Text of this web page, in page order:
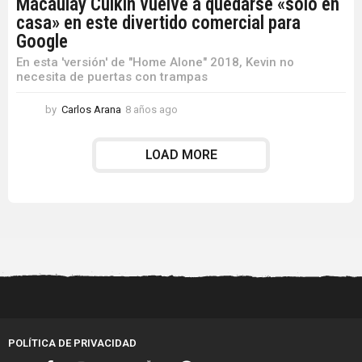
Macaulay Culkin vuelve a quedarse «solo en
casa» en este divertido comercial para
Google
En esta 'versión' de "Home Alone" 2018, Kevin no
necesita de puertas con trampas
by Carlos Arana 8 años ago
LOAD MORE
POLÍTICA DE PRIVACIDAD